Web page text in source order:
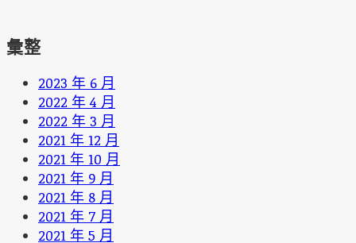
彙整
2023 年 6 月
2022 年 4 月
2022 年 3 月
2021 年 12 月
2021 年 10 月
2021 年 9 月
2021 年 8 月
2021 年 7 月
2021 年 5 月